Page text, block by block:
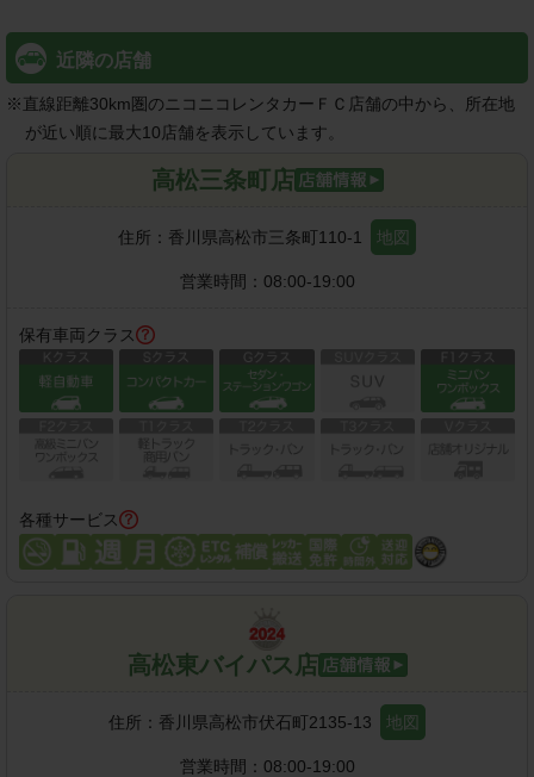
近隣の店舗
※直線距離30km圏のニコニコレンタカーＦＣ店舗の中から、所在地
が近い順に最大10店舗を表示しています。
高松三条町店
住所： 香川県高松市三条町110-1 地図
営業時間： 08:00-19:00
保有車両クラス
各種サービス
高松東バイパス店
住所： 香川県高松市伏石町2135-13 地図
営業時間： 08:00-19:00